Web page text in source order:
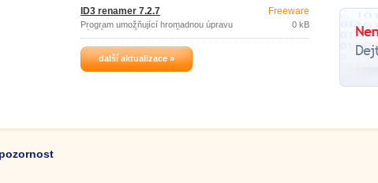
ID3 renamer 7.2.7
Program umožňující hromadnou úpravu
názvů souborů a ID3 tagů podle ID3
popisků a zadaného vzorce, např.
Freeware
0 kB
další aktualizace »